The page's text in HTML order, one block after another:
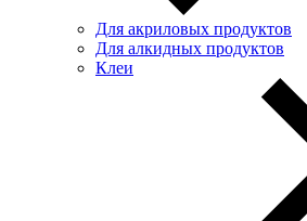
Для акриловых продуктов
Для алкидных продуктов
Клеи